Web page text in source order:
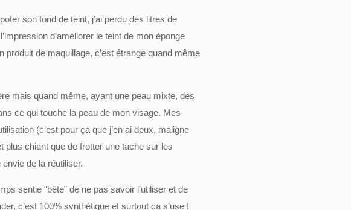
son fond de teint, j’ai perdu des litres de
d’améliorer le teint de mon éponge
de maquillage, c’est étrange quand même
mais quand même, ayant une peau mixte, des
ce qui touche la peau de mon visage. Mes
(c’est pour ça que j’en ai deux, maligne
plus chiant que de frotter une tache sur les
de la réutiliser.
sentie “bête” de ne pas savoir l’utiliser et de
c’est 100% synthétique et surtout ça s’use !